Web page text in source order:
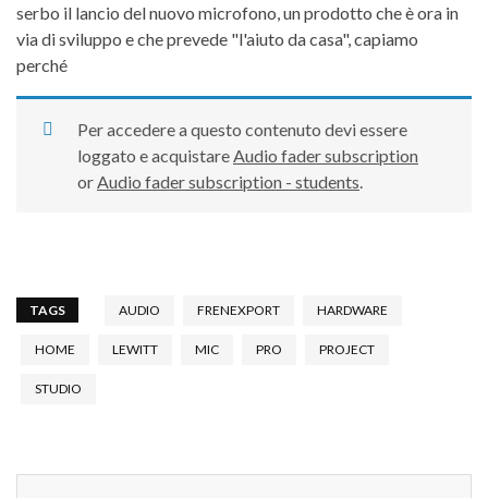
serbo il lancio del nuovo microfono, un prodotto che è ora in
via di sviluppo e che prevede "l'aiuto da casa", capiamo
perché
Per accedere a questo contenuto devi essere
loggato e acquistare Audio fader subscription
or Audio fader subscription - students
TAGS AUDIO FRENEXPORT HARDWARE
HOME LEWITT MIC PRO PROJECT
STUDIO